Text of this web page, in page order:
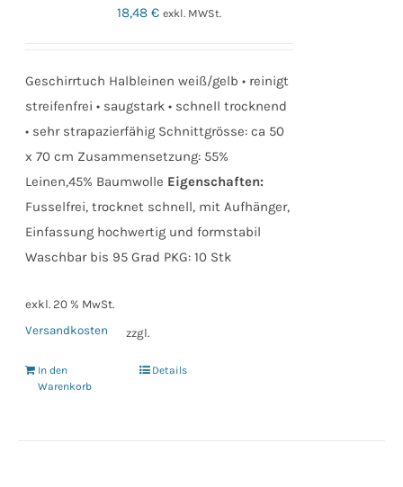
18,48€ exkl. MWSt.
Geschirrtuch Halbleinen weiß/gelb • reinigt
streifenfrei • saugstark • schnell trocknend
• sehr strapazierfähig Schnittgrösse: ca 50
x 70 cm Zusammensetzung: 55%
Leinen,45% Baumwolle Eigenschaften:
Fusselfrei, trocknet schnell, mit Aufhänger,
Einfassung hochwertig und formstabil
Waschbar bis 95 Grad PKG: 10 Stk
exkl. 20 % MwSt.
zzgl.
Versandkosten
In den
Warenkorb
Details